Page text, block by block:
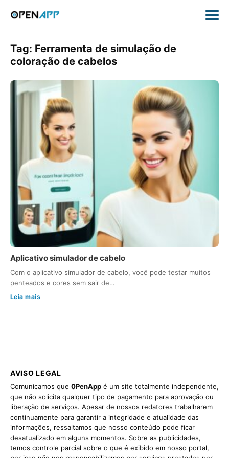
Tag: Ferramenta de simulação de
coloração de cabelos
Aplicativo simulador de cabelo
Com o aplicativo simulador de cabelo, você pode testar muitos
penteados e cores sem sair de…
Leia mais
AVISO LEGAL
Comunicamos que 0PenApp é um site totalmente independente,
que não solicita qualquer tipo de pagamento para aprovação ou
liberação de serviços. Apesar de nossos redatores trabalharem
continuamente para garantir a integridade e atualidade das
informações, ressaltamos que nosso conteúdo pode ficar
desatualizado em alguns momentos. Sobre as publicidades,
temos controle parcial sobre o que é exibido em nosso portal,